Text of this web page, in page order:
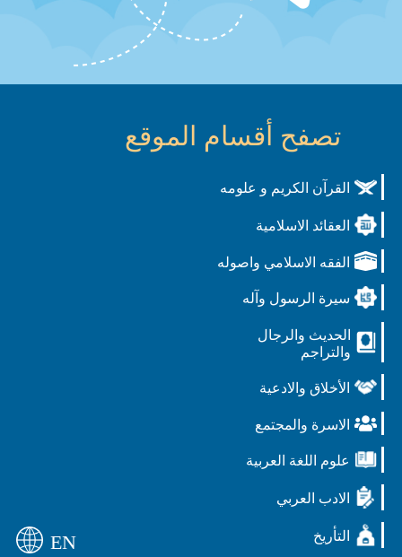
تصفح أقسام الموقع
القرآن الكريم و علومه
العقائد الاسلامية
الفقه الاسلامي واصوله
سيرة الرسول وآله
الحديث والرجال
والتراجم
الأخلاق والادعية
الاسرة والمجتمع
علوم اللغة العربية
الادب العربي
التأريخ EN